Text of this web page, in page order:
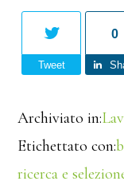
Tweet
0
Archiviato in:
Etichettato con:
ricerca e